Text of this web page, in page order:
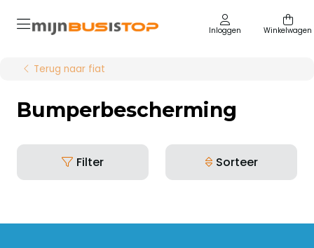
Inloggen Winkelwagen
Terug naar fiat
Bumperbescherming
Filter Sorteer